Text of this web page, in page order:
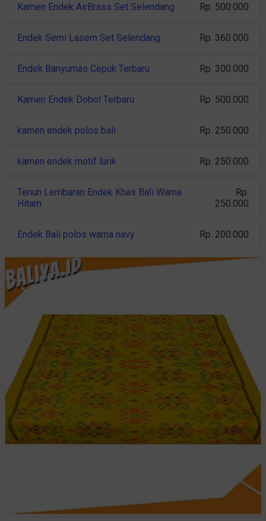
Kamen Endek AirBrass Set Selendang Rp. 500.000
Endek Semi Lasem Set Selendang Rp. 360.000
Endek Banyumas Cepuk Terbaru Rp. 300.000
Kamen Endek Dobol Terbaru Rp. 500.000
kamen endek polos bali Rp. 250.000
kamen endek motif lurik Rp. 250.000
Tenun Lembaran Endek Khas Bali Warna
Hitam
Rp.
250.000
Endek Bali polos warna navy Rp. 200.000